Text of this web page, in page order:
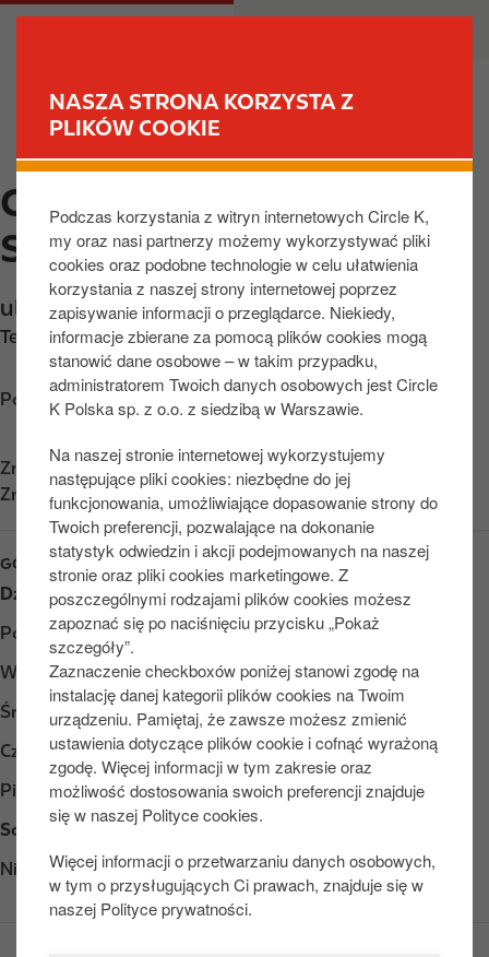
NASZA STRONA KORZYSTA Z
PLIKÓW COOKIE
Podczas korzystania z witryn internetowych Circle K,
my oraz nasi partnerzy możemy wykorzystywać pliki
cookies oraz podobne technologie w celu ułatwienia
korzystania z naszej strony internetowej poprzez
zapisywanie informacji o przeglądarce. Niekiedy,
informacje zbierane za pomocą plików cookies mogą
stanowić dane osobowe – w takim przypadku,
administratorem Twoich danych osobowych jest Circle
K Polska sp. z o.o. z siedzibą w Warszawie.
Na naszej stronie internetowej wykorzystujemy
następujące pliki cookies: niezbędne do jej
funkcjonowania, umożliwiające dopasowanie strony do
Twoich preferencji, pozwalające na dokonanie
statystyk odwiedzin i akcji podejmowanych na naszej
stronie oraz pliki cookies marketingowe. Z
poszczególnymi rodzajami plików cookies możesz
zapoznać się po naciśnięciu przycisku „Pokaż
szczegóły”.
Zaznaczenie checkboxów poniżej stanowi zgodę na
instalację danej kategorii plików cookies na Twoim
urządzeniu. Pamiętaj, że zawsze możesz zmienić
ustawienia dotyczące plików cookie i cofnąć wyrażoną
zgodę. Więcej informacji w tym zakresie oraz
możliwość dostosowania swoich preferencji znajduje
się w naszej Polityce cookies.
Więcej informacji o przetwarzaniu danych osobowych,
w tym o przysługujących Ci prawach, znajduje się w
naszej Polityce prywatności.
d
o
t
e
ś
M
v
CIRCLE K OLSZTYN,
SLIWY
ul. Śliwy 2,Olsztyn,10-900,PL
Telefon: +48895359995
Poznaj wskazówki dojazdu
Znajdź nas naApp Store
Znajdź nas na Google Play
GODZINY OTWARCIA
Dzień
Opening hours
Poniedziałek
Otwarte 24/7
Wtorek
Otwarte 24/7
Środa
Otwarte 24/7
Czwartek
Otwarte 24/7
Piątek
Otwarte 24/7
Sobota
Niedziela
Otwarte 24/7